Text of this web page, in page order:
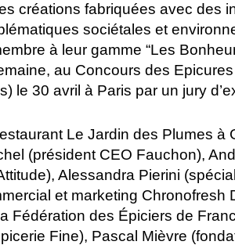
créations fabriquées avec des
sociétales et
à leur gamme “Les
au Concours des
le 30 avril à Paris par un jury
Le Jardin des Plumes
(président CEO Fauchon),
Alessandra Pierini
et marketing
Fédération des Épiciers de
Fine), Pascal Mièvre